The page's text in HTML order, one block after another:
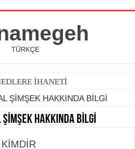
TÜRKÇE
İHANETİ
ŞİMŞEK HAKKINDA BİLGİ
ŞİMŞEK HAKKINDA BİLGİ